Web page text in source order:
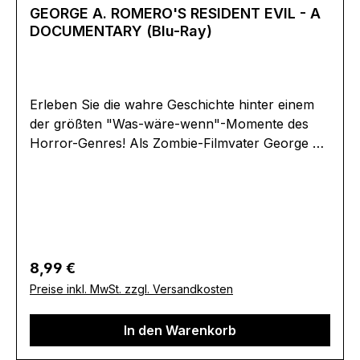
GEORGE A. ROMERO'S RESIDENT EVIL - A
DOCUMENTARY (Blu-Ray)
Erleben Sie die wahre Geschichte hinter einem
der größten "Was-wäre-wenn"-Momente des
Horror-Genres! Als Zombie-Filmvater George A
unveröffentlichte Details, exklusive Interviews
und die dunklen Geheimnisse hinter dem
mysteriösen Scheitern des Projekts, das die
Grenzen von Film und Gaming neu hätte
Regulärer Preis:
8,99 €
Preise inkl. MwSt. zzgl. Versandkosten
In den Warenkorb